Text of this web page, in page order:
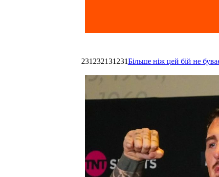
231232131231Більше ніж цей бій не